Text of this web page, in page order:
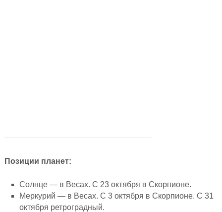
Позиции планет:
Солнце — в Весах. С 23 октября в Скорпионе.
Меркурий — в Весах. С 3 октября в Скорпионе. С 31
октября ретроградный.